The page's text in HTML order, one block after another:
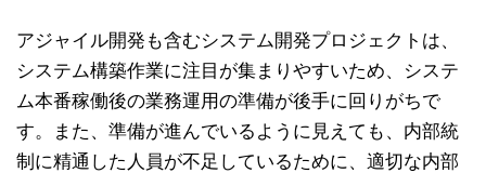
アジャイル開発も含むシステム開発プロジェクトは、
システム構築作業に注目が集まりやすいため、システ
ム本番稼働後の業務運用の準備が後手に回りがちで
す。また、準備が進んでいるように見えても、内部統
制に精通した人員が不足しているために、適切な内部